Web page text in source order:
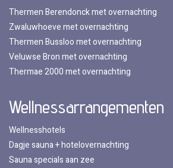
Thermen Berendonck met overnachting
Zwaluwhoeve met overnachting
Thermen Bussloo met overnachting
Veluwse Bron met overnachting
Thermae 2000 met overnachting
Wellnessarrangementen
Wellnesshotels
Dagje sauna + hotelovernachting
Sauna specials aan zee